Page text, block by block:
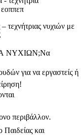
τεχνήτριας νυχιών με
ΝΥΧΙΩΝ;Να
για να εργαστείς ή
περιβάλλον.
και